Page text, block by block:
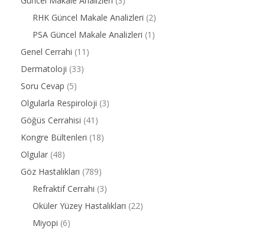
RHK Güncel Makale Analizleri (2)
PSA Güncel Makale Analizleri (1)
Genel Cerrahi (11)
Dermatoloji (33)
Soru Cevap (5)
Olgularla Respiroloji (3)
Göğüs Cerrahisi (41)
Kongre Bültenleri (18)
Olgular (48)
Göz Hastalıkları (789)
Refraktif Cerrahi (3)
Oküler Yüzey Hastalıkları (22)
Miyopi (6)